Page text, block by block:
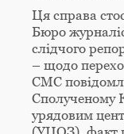
Ця справа
Бюро
слідчого
– щодо
СМС
Сполученому
урядовим